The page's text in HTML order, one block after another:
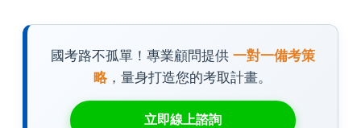
國考路不孤單！專業顧問提供 一對一備考策
略，量身打造您的考取計畫。
立即線上諮詢